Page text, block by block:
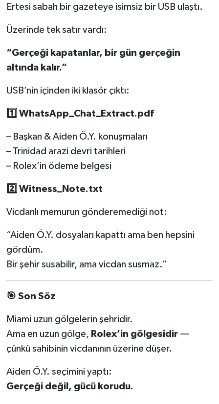
Ertesi sabah bir gazeteye isimsiz bir USB ulaştı.
Üzerinde tek satır vardı:
“Gerçeği kapatanlar, bir gün gerçeğin
altında kalır.”
USB’nin içinden iki klasör çıktı:
1️ WhatsApp_Chat_Extract.pdf
– Başkan & Aiden Ö.Y. konuşmaları
– Trinidad arazi devri tarihleri
– Rolex’in ödeme belgesi
2️ Witness_Note.txt
Vicdanlı memurun gönderemediği not:
“Aiden Ö.Y. dosyaları kapattı ama ben hepsini
gördüm.
Bir şehir susabilir, ama vicdan susmaz.”
🎯 Son Söz
Miami uzun gölgelerin şehridir.
Ama en uzun gölge, Rolex’in gölgesidir—
çünkü sahibinin vicdanının üzerine düşer.
Aiden Ö.Y. seçimini yaptı:
Gerçeği değil, gücü korudu.